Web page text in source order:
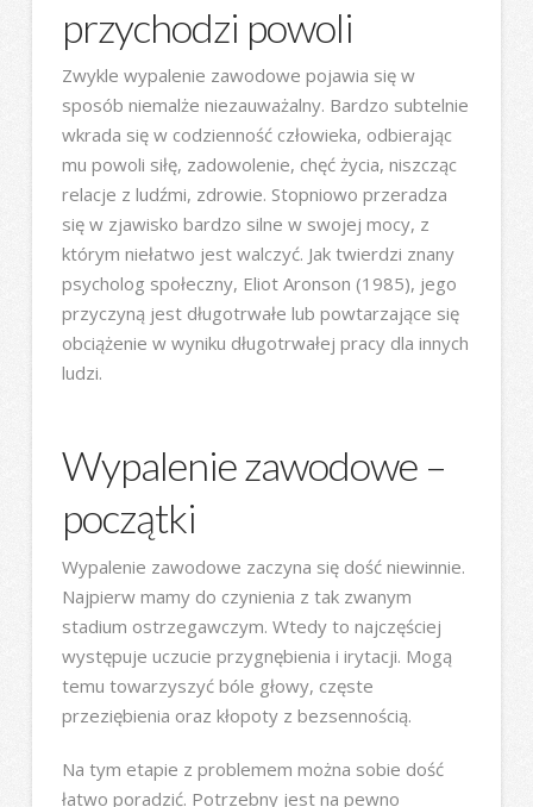
przychodzi powoli
Zwykle wypalenie zawodowe pojawia się w
sposób niemalże niezauważalny. Bardzo subtelnie
wkrada się w codzienność człowieka, odbierając
mu powoli siłę, zadowolenie, chęć życia, niszcząc
relacje z ludźmi, zdrowie. Stopniowo przeradza
się w zjawisko bardzo silne w swojej mocy, z
którym niełatwo jest walczyć. Jak twierdzi znany
psycholog społeczny, Eliot Aronson (1985), jego
przyczyną jest długotrwałe lub powtarzające się
obciążenie w wyniku długotrwałej pracy dla innych
ludzi.
Wypalenie zawodowe –
początki
Wypalenie zawodowe zaczyna się dość niewinnie.
Najpierw mamy do czynienia z tak zwanym
stadium ostrzegawczym. Wtedy to najczęściej
występuje uczucie przygnębienia i irytacji. Mogą
temu towarzyszyć bóle głowy, częste
przeziębienia oraz kłopoty z bezsennością.
Na tym etapie z problemem można sobie dość
łatwo poradzić. Potrzebny jest na pewno